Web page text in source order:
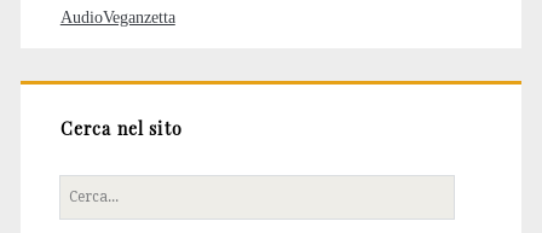
AudioVeganzetta
Cerca nel sito
Cerca
per: